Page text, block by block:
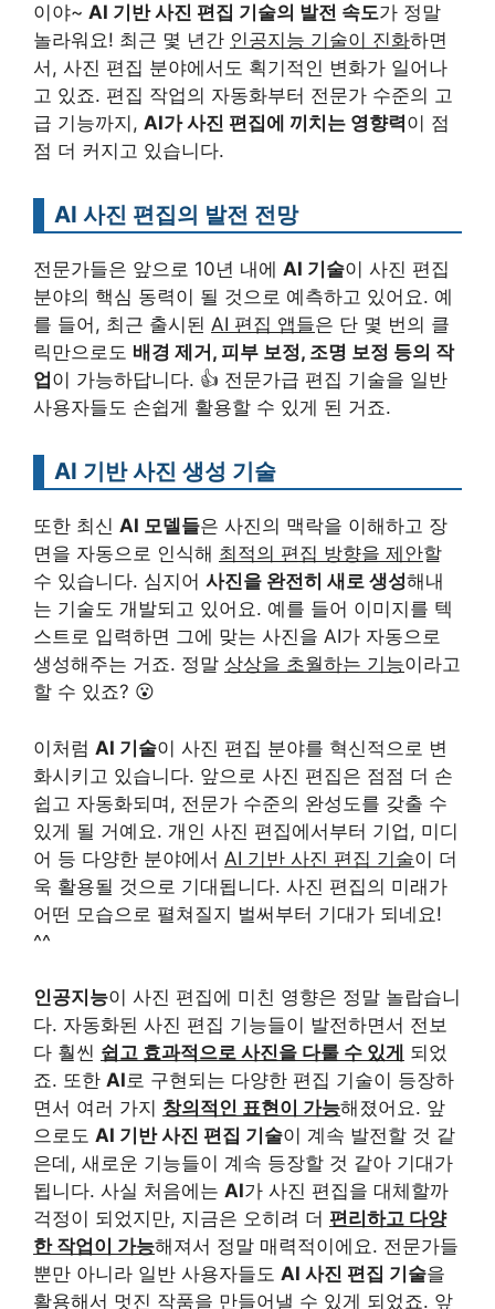
이야~ AI 기반 사진 편집 기술의 발전 속도가 정말
놀라워요! 최근 몇 년간 인공지능 기술이 진화하면
서, 사진 편집 분야에서도 획기적인 변화가 일어나
고 있죠. 편집 작업의 자동화부터 전문가 수준의 고
급 기능까지, AI가 사진 편집에 끼치는 영향력이 점
점 더 커지고 있습니다.
AI 사진 편집의 발전 전망
전문가들은 앞으로 10년 내에 AI 기술이 사진 편집
분야의 핵심 동력이 될 것으로 예측하고 있어요. 예
를 들어, 최근 출시된 AI 편집 앱들은 단 몇 번의 클
릭만으로도 배경 제거, 피부 보정, 조명 보정 등의 작
업 이 가능하답니다. 👍 전문가급 편집 기술을 일반
사용자들도 손쉽게 활용할 수 있게 된 거죠.
AI 기반 사진 생성 기술
또한 최신 AI 모델들은 사진의 맥락을 이해하고 장
면을 자동으로 인식해 최적의 편집 방향을 제안할
수 있습니다. 심지어 사진을 완전히 새로 생성해내
는 기술도 개발되고 있어요. 예를 들어 이미지를 텍
스트로 입력하면 그에 맞는 사진을 AI가 자동으로
생성해주는 거죠. 정말 상상을 초월하는 기능이라고
할 수 있죠? 😮
이처럼 AI 기술이 사진 편집 분야를 혁신적으로 변
화시키고 있습니다. 앞으로 사진 편집은 점점 더 손
쉽고 자동화되며, 전문가 수준의 완성도를 갖출 수
있게 될 거예요. 개인 사진 편집에서부터 기업, 미디
어 등 다양한 분야에서 AI 기반 사진 편집 기술이 더
욱 활용될 것으로 기대됩니다. 사진 편집의 미래가
어떤 모습으로 펼쳐질지 벌써부터 기대가 되네요!
^^
인공지능이 사진 편집에 미친 영향은 정말 놀랍습니
다. 자동화된 사진 편집 기능들이 발전하면서 전보
다 훨씬 쉽고 효과적으로 사진을 다룰 수 있게 되었
죠. 또한 AI로 구현되는 다양한 편집 기술이 등장하
면서 여러 가지 창의적인 표현이 가능해졌어요. 앞
으로도 AI 기반 사진 편집 기술이 계속 발전할 것 같
은데, 새로운 기능들이 계속 등장할 것 같아 기대가
됩니다. 사실 처음에는 AI가 사진 편집을 대체할까
걱정이 되었지만, 지금은 오히려 더 편리하고 다양
한 작업이 가능해져서 정말 매력적이에요. 전문가들
뿐만 아니라 일반 사용자들도 AI 사진 편집 기술을
활용해서 멋진 작품을 만들어낼 수 있게 되었죠. 앞